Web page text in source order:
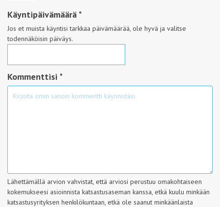
Käyntipäivämäärä *
Jos et muista käyntisi tarkkaa päivämäärää, ole hyvä ja valitse
todennäköisin päiväys.
Kommenttisi *
Lähettämällä arvion vahvistat, että arviosi perustuu omakohtaiseen
kokemukseesi asioinnista katsastusaseman kanssa, etkä kuulu minkään
katsastusyrityksen henkilökuntaan, etkä ole saanut minkäänlaista